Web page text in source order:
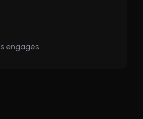
engagés